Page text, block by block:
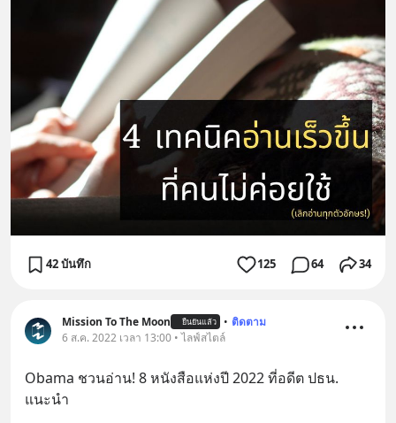
42 บันทึก 125 64 34
Mission To The Moon ยืนยันแล้ว • ติดตาม
6 ส.ค. 2022 เวลา 13:00 • ไลฟ์สไตล์
Obama ชวนอ่าน! 8 หนังสือแห่งปี 2022 ที่อดีต ปธน.
แนะนำ